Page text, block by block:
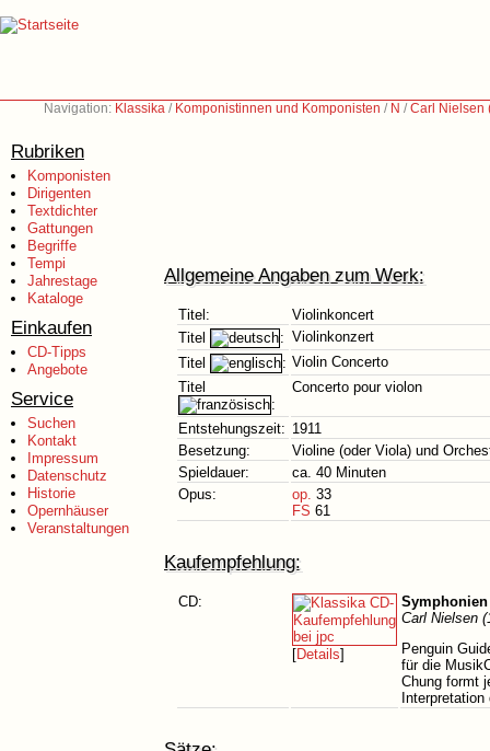
Navigation: Klassika / Komponistinnen und Komponisten / N /Carl Nielsen
Rubriken
Komponisten
Dirigenten
Textdichter
Gattungen
Begriffe
Tempi
Jahrestage
Kataloge
Einkaufen
CD-Tipps
Angebote
Service
Suchen
Kontakt
Impressum
Datenschutz
Historie
Opernhäuser
Veranstaltungen
Allgemeine Angaben zum Werk:
Titel:
Violinkoncert
Titel
: Violinkonzert
Titel
: Violin Concerto
Titel
:
Concerto pour violon
Entstehungszeit: 1911
Besetzung:
Violine (oder Viola) und
Spieldauer:
ca. 40 Minuten
Opus:
op. 33
FS 61
Kaufempfehlung:
CD:
[Details]
Symphonien
Carl Nielsen
Penguin
für die
Chung formt